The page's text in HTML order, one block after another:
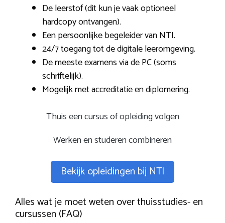
De leerstof (dit kun je vaak optioneel
hardcopy ontvangen).
Een persoonlijke begeleider van NTI.
24/7 toegang tot de digitale leeromgeving.
De meeste examens via de PC (soms
schriftelijk).
Mogelijk met accreditatie en diplomering.
Thuis een cursus of opleiding volgen
Werken en studeren combineren
Bekijk opleidingen bij NTI
Alles wat je moet weten over thuisstudies- en
cursussen (FAQ)